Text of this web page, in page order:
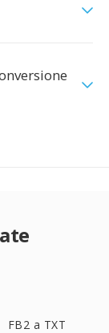
FB2 a TXT